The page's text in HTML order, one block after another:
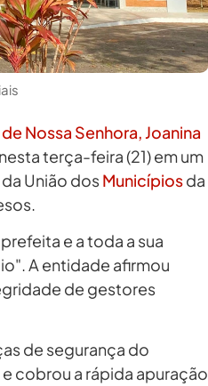
Nossa Senhora, Joanina
nesta terça-feira (21) em um
União dosMunicípiosda
e a toda a sua
A entidade afirmou
de gestores
de segurança do
e cobrou a rápida apuração